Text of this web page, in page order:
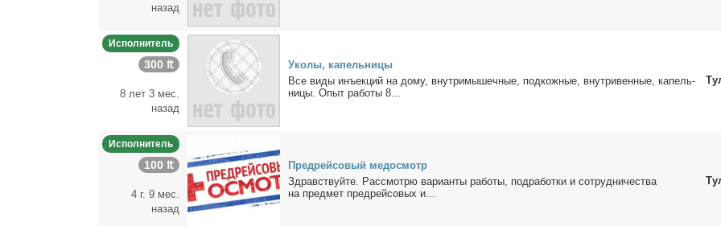
назад
Исполнитель
300 ₶
8 лет 3 мес.
назад
Уко­лы, ка­пель­ни­цы
Все ви­ды инъ­ек­ций на до­му, внут­ри­мы­шеч­ные, под­кож­ные, внут­ри­вен­ные, ка­пель­
ни­цы. Опыт ра­бо­ты 8...
Исполнитель
100 ₶
4 г. 9 мес.
назад
Пред­рей­со­вый мед­осмотр
Здрав­ствуй­те. Рас­смот­рю ва­ри­ан­ты ра­бо­ты, под­ра­бот­ки и со­труд­ни­че­ства
на пред­мет пред­рей­со­вых и...